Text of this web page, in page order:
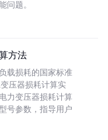
问题。
方法
载损耗的国家标准
变压器损耗计算实
力变压器损耗计算
号参数，指导用户